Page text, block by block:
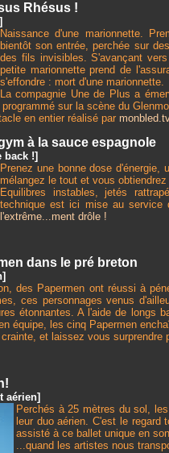
Rhésus !
Naissance d'une marionnette.
bientôt son entrée, perchée sur
des fils invisibles. S'avançant
petite marionnette prend de
s'effondre : mort d'une marionnette.
La compagnie Une de Plus a
sur la scène du
en entier réalisé par
à la sauce espagnole
back !]
Prenez une bonne dose d'énergie,
mélangez le tout et vous
Equilibres instables, jetés
technique est ici mise au
l'extrême...ment drôle !
dans le pré breton
des Papermen ont réussi à
ces personnages venus
étonnantes. A l'aide de longs
équipe, les cinq Papermen
crainte, et laissez vous surprendre
aérien]
Perchés à 25 mètres du sol,
leur duo aérien. C'est le
assisté à ce ballet unique en
...quand les artistes nous